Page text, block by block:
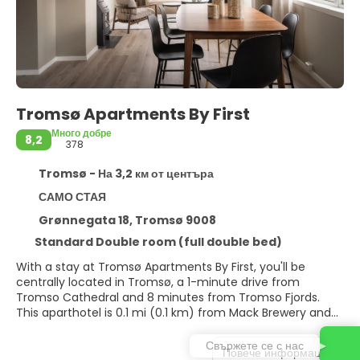
Tromsø Apartments By First
8,2
Много добре
378
Tromsø - На 3,2 км от центъра
САМО СТАЯ
Grønnegata 18, Tromsø 9008
Standard Double room (full double bed)
With a stay at Tromsø Apartments By First, you'll be
centrally located in Tromsø, a 1-minute drive from
Tromso Cathedral and 8 minutes from Tromso Fjords.
This aparthotel is 0.1 mi (0.1 km) from Mack Brewery and
0.1 mi (0.2 km) from Tromso Center for Contemporary
Повече информация
Свържете се с нас